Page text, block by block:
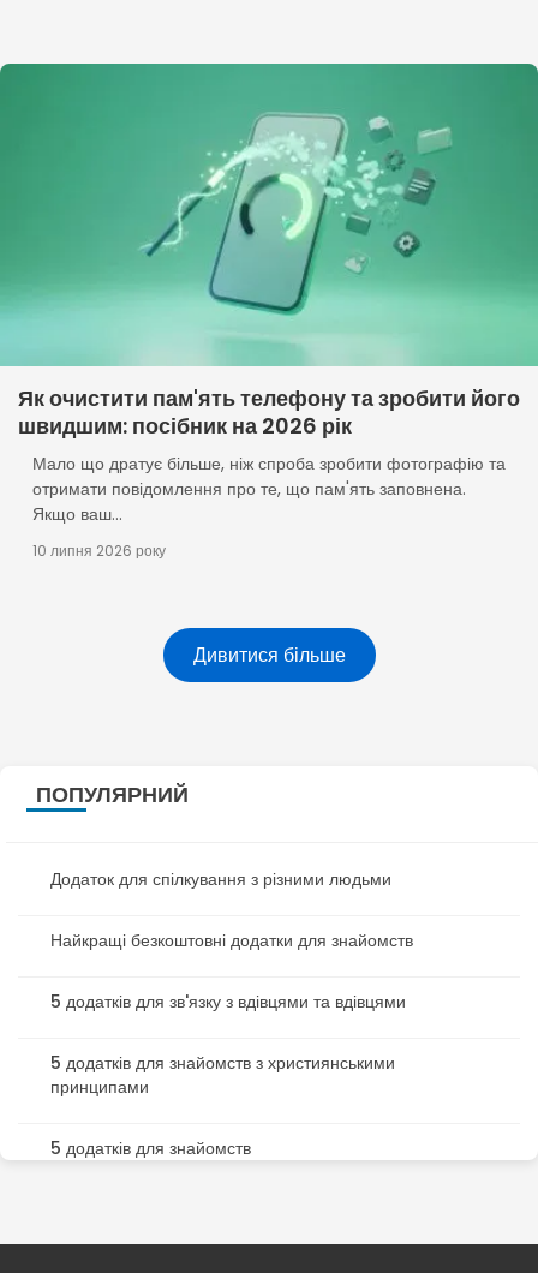
Як очистити пам'ять телефону та зробити його
швидшим: посібник на 2026 рік
Мало що дратує більше, ніж спроба зробити фотографію та
отримати повідомлення про те, що пам'ять заповнена.
Якщо ваш...
10 липня 2026 року
Дивитися більше
ПОПУЛЯРНИЙ
Додаток для спілкування з різними людьми
Найкращі безкоштовні додатки для знайомств
5 додатків для зв'язку з вдівцями та вдівцями
5 додатків для знайомств з християнськими
принципами
5 додатків для знайомств